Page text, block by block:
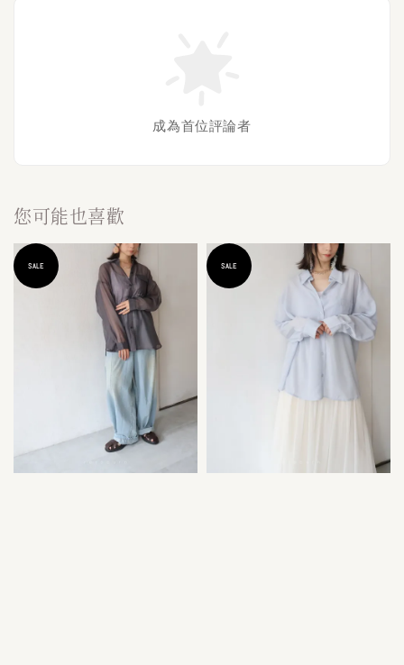
成為首位評論者
您可能也喜歡
SALE SALE